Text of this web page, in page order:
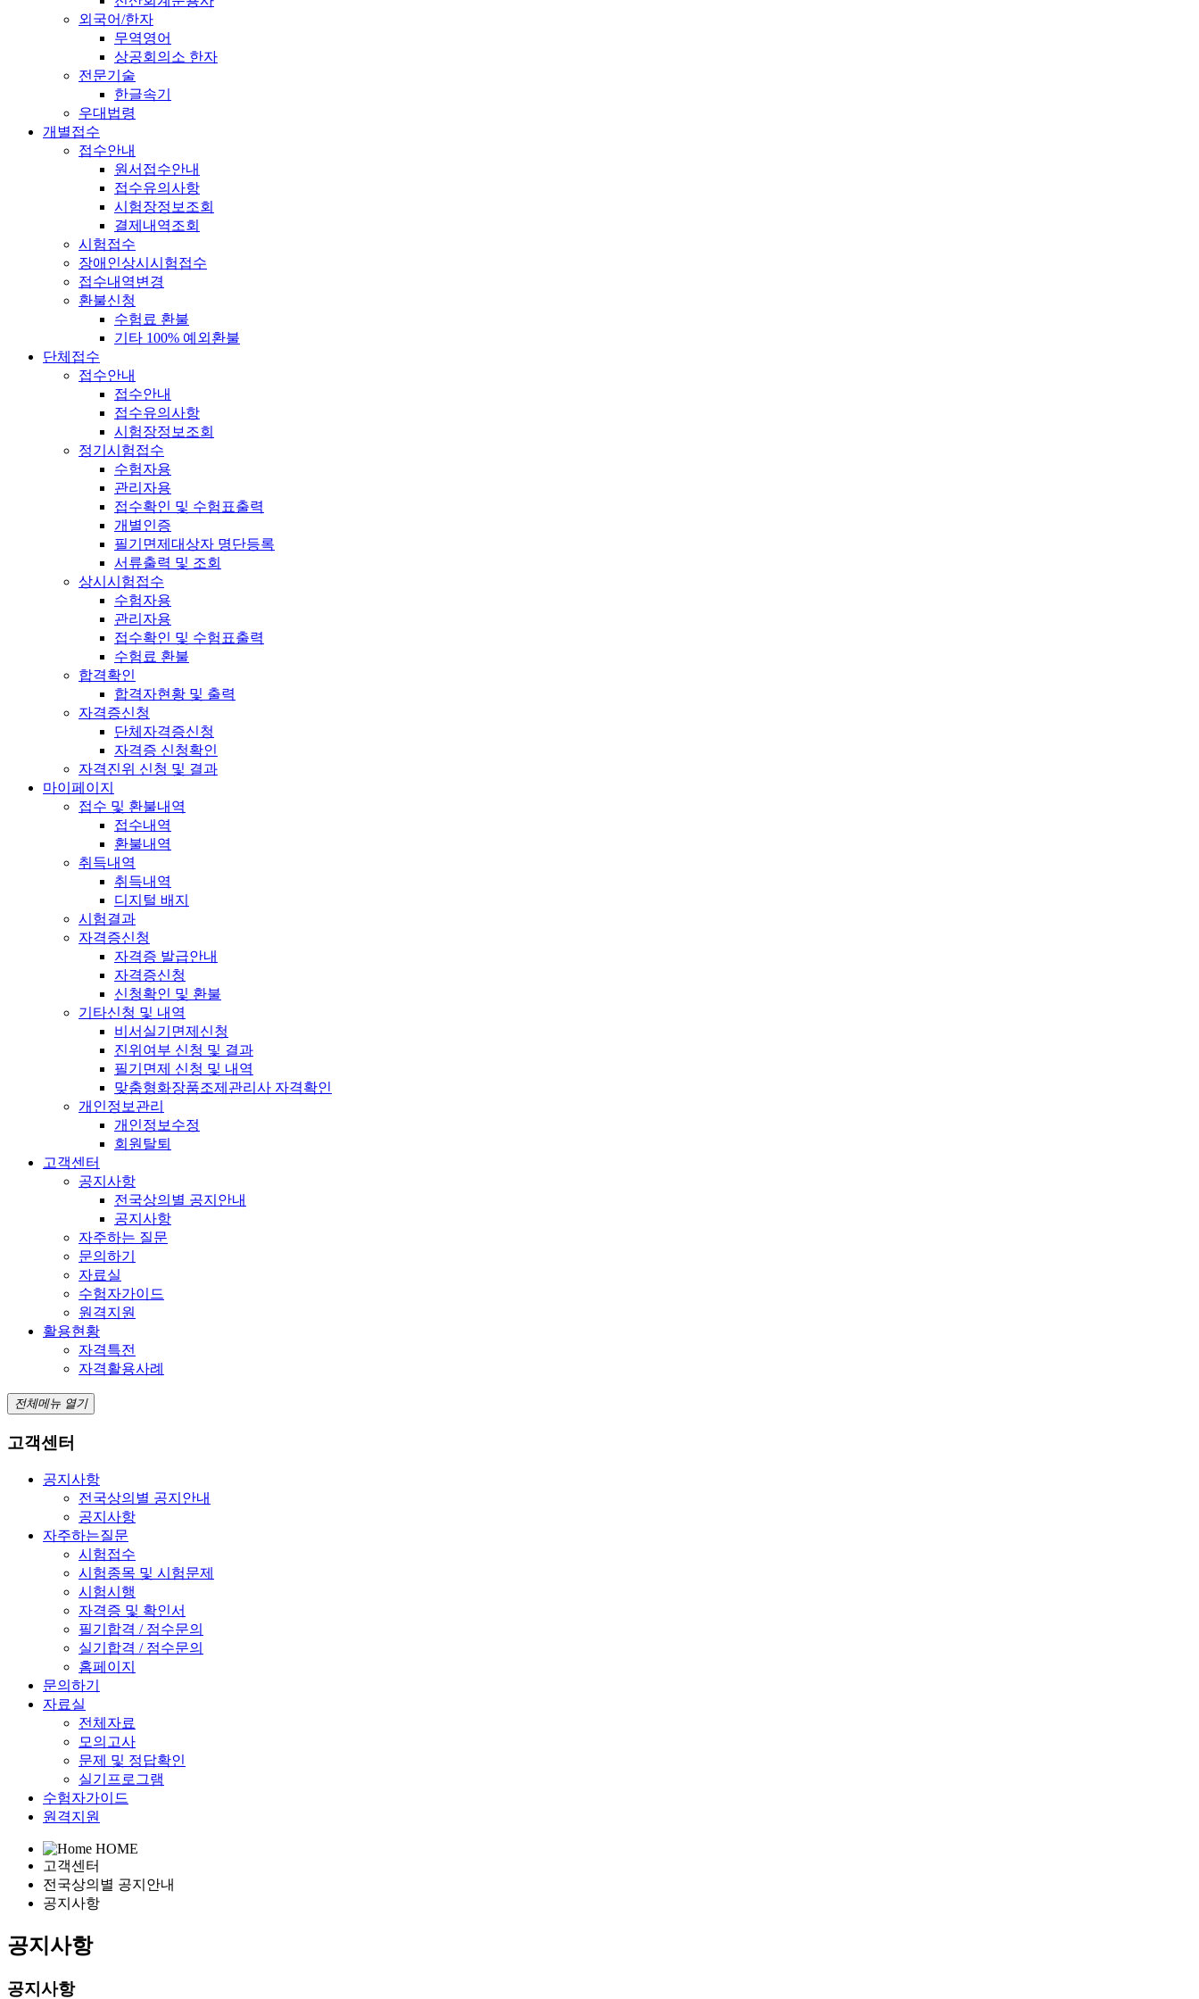
외국어/한자
무역영어
상공회의소 한자
전문기술
한글속기
우대법령
개별접수
접수안내
원서접수안내
접수유의사항
시험장정보조회
결제내역조회
시험접수
장애인상시시험접수
접수내역변경
환불신청
수험료 환불
기타 100% 예외환불
단체접수
접수안내
접수안내
접수유의사항
시험장정보조회
정기시험접수
수험자용
관리자용
접수확인 및 수험표출력
개별인증
필기면제대상자 명단등록
서류출력 및 조회
상시시험접수
수험자용
관리자용
접수확인 및 수험표출력
수험료 환불
합격확인
합격자현황 및 출력
자격증신청
단체자격증신청
자격증 신청확인
자격진위 신청 및 결과
마이페이지
접수 및 환불내역
접수내역
환불내역
취득내역
취득내역
디지털 배지
시험결과
자격증신청
자격증 발급안내
자격증신청
신청확인 및 환불
기타신청 및 내역
비서실기면제신청
진위여부 신청 및 결과
필기면제 신청 및 내역
맞춤형화장품조제관리사 자격확인
개인정보관리
개인정보수정
회원탈퇴
고객센터
공지사항
전국상의별 공지안내
공지사항
자주하는 질문
문의하기
자료실
수험자가이드
원격지원
활용현황
자격특전
자격활용사례
전체메뉴 열기
고객센터
공지사항
전국상의별 공지안내
공지사항
자주하는질문
시험접수
시험종목 및 시험문제
시험시행
자격증 및 확인서
필기합격 / 점수문의
실기합격 / 점수문의
홈페이지
문의하기
자료실
전체자료
모의고사
문제 및 정답확인
실기프로그램
수험자가이드
원격지원
HOME
고객센터
전국상의별 공지안내
공지사항
공지사항
공지사항